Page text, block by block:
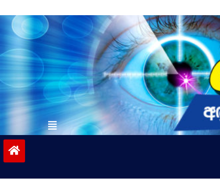
to
contentvinivida.lk